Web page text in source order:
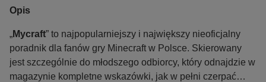
Opis
„Mycraft” to najpopularniejszy i największy nieoficjalny
poradnik dla fanów gry Minecraft w Polsce. Skierowany
jest szczególnie do młodszego odbiorcy, który odnajdzie w
magazynie kompletne wskazówki, jak w pełni czerpać